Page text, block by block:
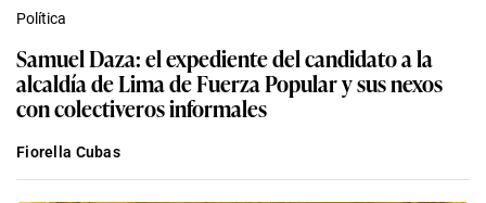
Política
Samuel Daza: el expediente del candidato a la
alcaldía de Lima de Fuerza Popular y sus nexos
con colectiveros informales
Fiorella Cubas